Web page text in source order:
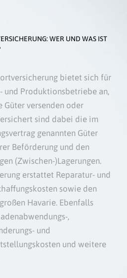
WER UND WAS IST
bietet sich für
und Produktionsbetriebe an,
Güter versenden oder
sind dabei die im
genannten Güter
Beförderung und den
(Zwischen-)Lagerungen.
erstattet Reparatur- und
sowie den
Havarie. Ebenfalls
,
und
und weitere